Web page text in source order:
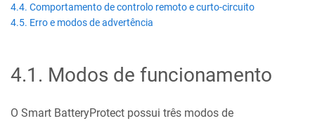
4.4. Comportamento de controlo remoto e curto-circuito
4.5. Erro e modos de advertência
4.1 . Modos de funcionamento
O Smart BatteryProtect possui três modos de